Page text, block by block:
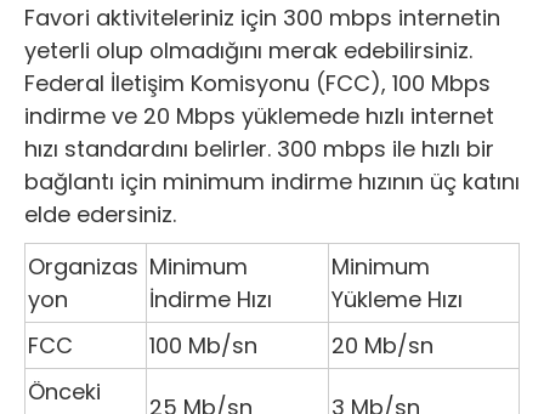
Favori aktiviteleriniz için 300 mbps internetin
yeterli olup olmadığını merak edebilirsiniz.
Federal İletişim Komisyonu (FCC), 100 Mbps
indirme ve 20 Mbps yüklemede hızlı internet
hızı standardını belirler. 300 mbps ile hızlı bir
bağlantı için minimum indirme hızının üç katını
elde edersiniz.
Organizas
yon
Minimum
İndirme Hızı
Minimum
Yükleme Hızı
FCC
100 Mb/sn
20 Mb/sn
Önceki
25 Mb/sn 3 Mb/sn